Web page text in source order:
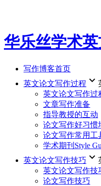
华乐丝学术
写作博客首页
英文论文写作过程 keyboard_arrow_down
英文论文写作过
文章写作准备
指导教授的互动
论文写作好习惯
论文写作常用工
学术期刊Style
英文论文写作技巧 keyboard_arrow_down
英文论文写作技
论文写作技巧